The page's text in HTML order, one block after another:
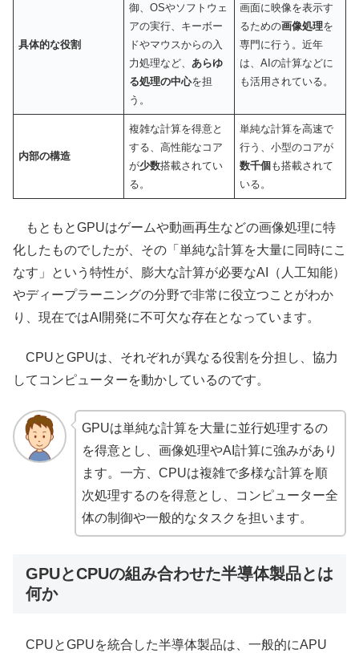
具体的な役割
御、OSやソフトウェ
アの実行、キーボー
ドやマウスからの入
力処理など、 あらゆ
る処理の中心を担
う。
画面に映像を表示す
るための画像処理を
専門に行う。近年
は、AIの計算などに
も活用されている。
内部の構造
複雑な計算を得意と
する、高性能なコア
が少数搭載されてい
る。
単純な計算を高速で
行う、小型のコアが
数千個も搭載されて
いる。
もともとGPUはゲームや動画再生などの画像処理に特
化したものでしたが、その「単純な計算を大量に同時にこ
なす」という特性が、膨大な計算が必要なAI（人工知能）
やディープラーニングの分野で非常に役立つことがわか
り、現在ではAI開発に不可欠な存在となっています。
CPUとGPUは、それぞれが異なる役割を分担し、協力
してコンピューターを動かしているのです。
GPUは単純な計算を大量に並行処理するの
を得意とし、画像処理やAI計算に強みがあり
ます。一方、CPUは複雑で多様な計算を順
次処理するのを得意とし、コンピューター全
体の制御や一般的なタスクを担います。
GPUとCPUの組み合わせた半導体製品とは
何か
CPUとGPUを統合した半導体製品は、一般的にAPU